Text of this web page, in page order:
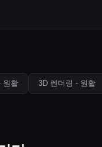
원활 3D 렌더링 - 원활